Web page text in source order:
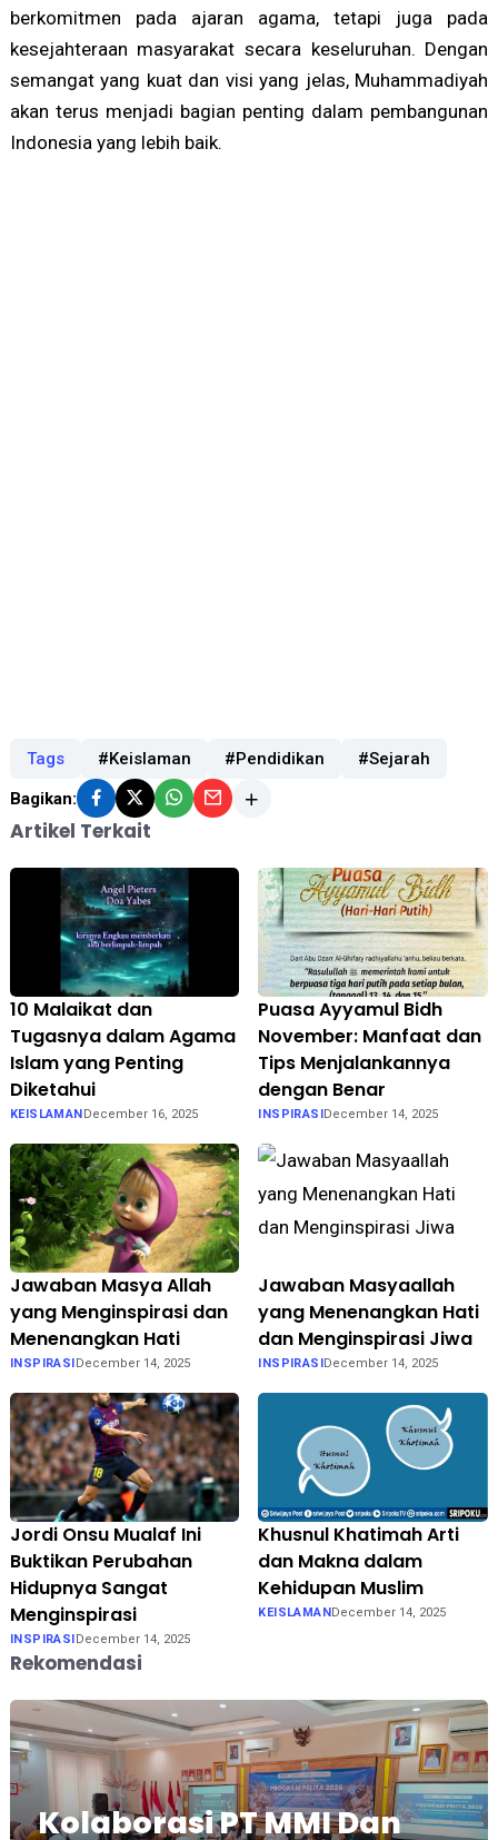
berkomitmen pada ajaran agama, tetapi juga pada
kesejahteraan masyarakat secara keseluruhan. Dengan
semangat yang kuat dan visi yang jelas, Muhammadiyah
akan terus menjadi bagian penting dalam pembangunan
Indonesia yang lebih baik.
Tags #Keislaman #Pendidikan #Sejarah
Bagikan:
Artikel Terkait
10 Malaikat dan
Tugasnya dalam Agama
Islam yang Penting
Diketahui
KEISLAMANDecember 16, 2025
Puasa Ayyamul Bidh
November: Manfaat dan
Tips Menjalankannya
dengan Benar
INSPIRASIDecember 14, 2025
Jawaban Masya Allah
yang Menginspirasi dan
Menenangkan Hati
INSPIRASI December 14, 2025
Jawaban Masyaallah
yang Menenangkan Hati
dan Menginspirasi Jiwa
INSPIRASI December 14, 2025
Jordi Onsu Mualaf Ini
Buktikan Perubahan
Hidupnya Sangat
Menginspirasi
INSPIRASI December 14, 2025
Khusnul Khatimah Arti
dan Makna dalam
Kehidupan Muslim
KEISLAMAN December 14, 2025
Rekomendasi
Kolaborasi PT MMI Dan